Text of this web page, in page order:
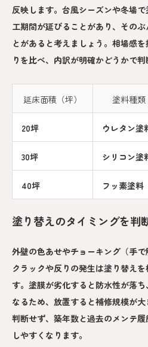
反映します。台風シーズンや冬場
工期間が延びることがあり、その
とがあると考えましょう。相場感
りを比べ、内訳が明確かどうかで判
延床面積（坪） 塗料種類
20坪 ウレタン塗
30坪 シリコン塗
40坪 フッ素塗料
塗り替えのタイミングを判
外壁の色あせやチョーキング（手で
クラックや反りの発生は塗り替え
す。塗膜が劣化すると防水性が落
なるため、放置すると補修規模が
判断せず、築年数と過去のメンテ
しやすくなります。